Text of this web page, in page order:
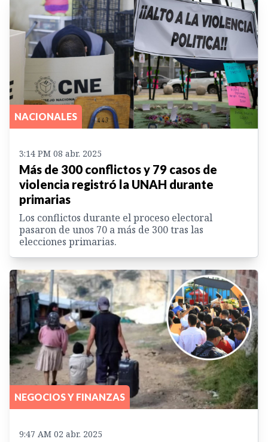
NACIONALES
3:14 PM 08 abr. 2025
Más de 300 conflictos y 79 casos de
violencia registró la UNAH durante
primarias
Los conflictos durante el proceso electoral
pasaron de unos 70 a más de 300 tras las
elecciones primarias.
NEGOCIOS Y FINANZAS
9:47 AM 02 abr. 2025